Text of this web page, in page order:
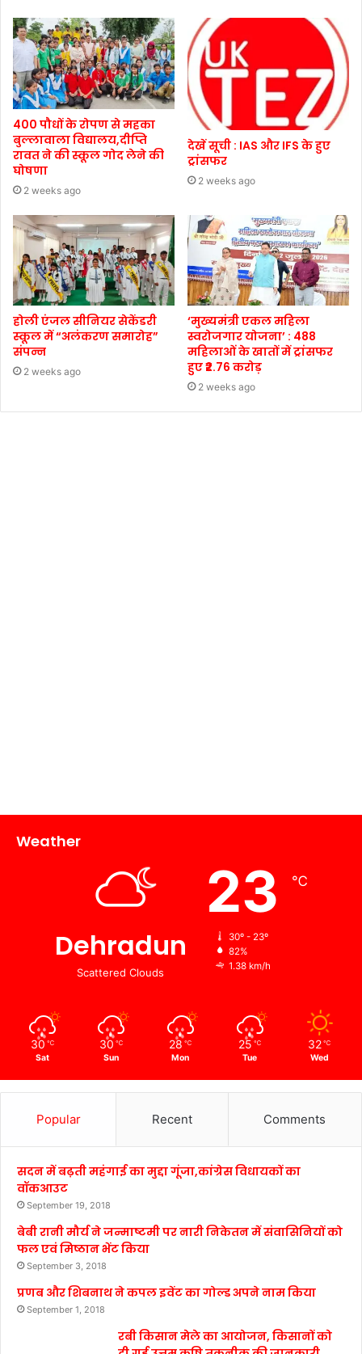
400 पौधों के रोपण से महका
बुल्लावाला विद्यालय,दीप्ति
रावत ने की स्कूल गोद लेने की
घोषणा
2 weeks ago
देखें सूची : IAS और IFS के हुए
ट्रांसफर
2 weeks ago
होली एंजल सीनियर सेकेंडरी
स्कूल में “अलंकरण समारोह”
संपन्न
2 weeks ago
‘मुख्यमंत्री एकल महिला
स्वरोजगार योजना’ : 488
महिलाओं के खातों में ट्रांसफर
हुए ₹2.76 करोड़
2 weeks ago
Weather
Dehradun
Scattered Clouds
23 ℃
30º - 23º
82%
1.38 km/h
30 ℃
Sat
30 ℃
Sun
28 ℃
Mon
25 ℃
Tue
32 ℃
Wed
Popular Recent Comments
सदन में बढ़ती महंगाई का मुद्दा गूंजा,कांग्रेस विधायकों का
वॉकआउट
September 19, 2018
बेबी रानी मौर्य ने जन्माष्टमी पर नारी निकेतन में संवासिनियों को
फल एवं मिष्ठान भेंट किया
September 3, 2018
प्रणब और शिबनाथ ने कपल इवेंट का गोल्ड अपने नाम किया
September 1, 2018
रबी किसान मेले का आयोजन, किसानों को